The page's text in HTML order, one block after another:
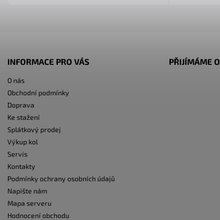
INFORMACE PRO VÁS
O nás
Obchodní podmínky
Doprava
Ke stažení
Splátkový prodej
Výkup kol
Servis
Kontakty
Podmínky ochrany osobních údajů
Napište nám
Mapa serveru
Hodnocení obchodu
PŘIJÍMÁME